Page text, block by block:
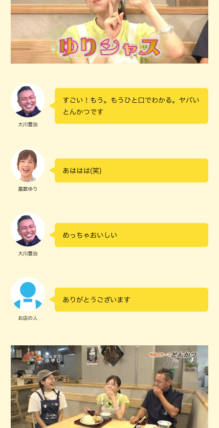
大川豊治
すごい！もう。もうひと口でわかる。ヤバい
とんかつです
嘉数ゆり
あははは(笑)
大川豊治
めっちゃおいしい
お店の人
ありがとうございます